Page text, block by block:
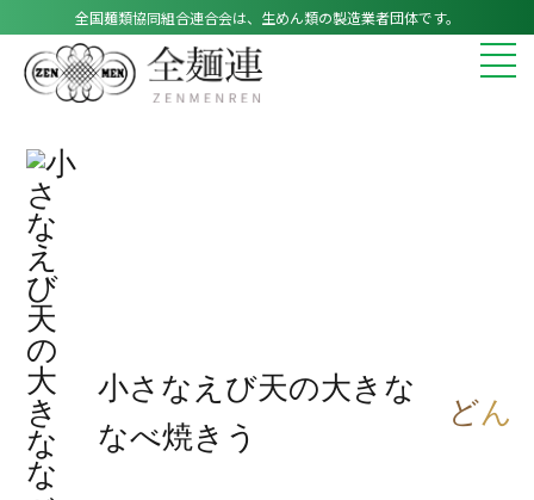
全国麺類協同組合連合会は、生めん類の製造業者団体です。
小さなえび天の大きな
なべ焼きう
どん